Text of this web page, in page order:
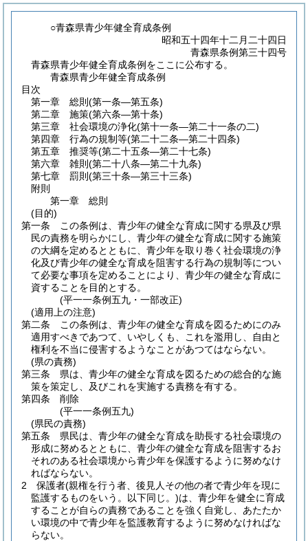
○青森県青少年健全育成条例
昭和五十四年十二月二十四日
青森県条例第三十四号
青森県青少年健全育成条例をここに公布する。
青森県青少年健全育成条例
目次
第一章
総則 (第一条―第五条)
第二章
施策(第六条―第十条)
第三章
社会環境の浄化(第十一条―第二十一条の二)
第四章
行為の規制等(第二十二条―第二十四条)
第五章
推奨等(第二十五条―第二十七条)
第六章
雑則 (第二十八条―第二十九条)
第七章
罰則 (第三十条―第三十三条)
附則
第一章
総則
(目的)
第一条
この条例は、青少年の健全な育成に関する県及び県
民の責務を明らかにし、青少年の健全な育成に関する施策
の大綱を定めるとともに、青少年を取り巻く社会環境の浄
化及び青少年の健全な育成を阻害する行為の規制等につい
て必要な事項を定めることにより、青少年の健全な育成に
資することを目的とする。
(平一一条例五九・一部改正)
(適用上の注意)
第二条
この条例は、青少年の健全な育成を図るためにのみ
適用すべきであつて、いやしくも、これを濫用し、自由と
権利を不当に侵害するようなことがあつてはならない。
(県の責務)
第三条
県は、青少年の健全な育成を図るための総合的な施
策を策定し、及びこれを実施する責務を有する。
第四条
削除
(平一一条例五九)
(県民の責務)
第五条
県民は、青少年の健全な育成を助長する社会環境の
形成に努めるとともに、青少年の健全な育成を阻害するお
それのある社会環境から青少年を保護するように努めなけ
ればならない。
2
保護者(親権を行う者、後見人その他の者で青少年を現に
監護するものをいう。以下同じ。)は、青少年を健全に育成
することが自らの責務であることを強く自覚し、あたたか
い環境の中で青少年を監護教育するように努めなければな
らない。